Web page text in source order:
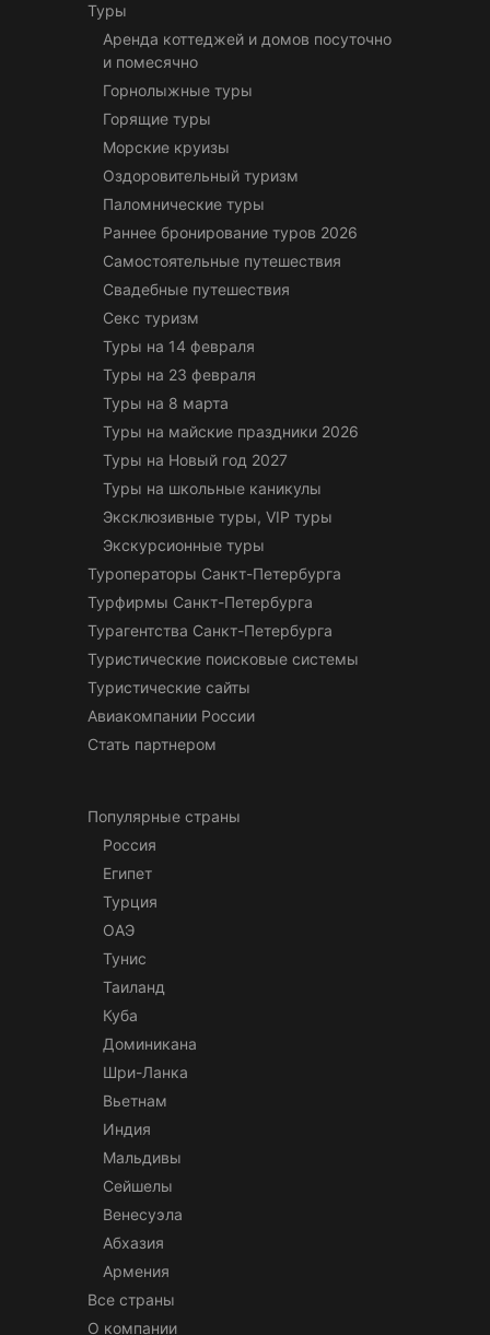
Туры
Аренда коттеджей и домов посуточно
и помесячно
Горнолыжные туры
Горящие туры
Морские круизы
Оздоровительный туризм
Паломнические туры
Раннее бронирование туров 2026
Самостоятельные путешествия
Свадебные путешествия
Секс туризм
Туры на 14 февраля
Туры на 23 февраля
Туры на 8 марта
Туры на майские праздники 2026
Туры на Новый год 2027
Туры на школьные каникулы
Эксклюзивные туры, VIP туры
Экскурсионные туры
Туроператоры Санкт-Петербурга
Турфирмы Санкт-Петербурга
Турагентства Санкт-Петербурга
Туристические поисковые системы
Туристические сайты
Авиакомпании России
Стать партнером
Популярные страны
Россия
Египет
Турция
ОАЭ
Тунис
Таиланд
Куба
Доминикана
Шри-Ланка
Вьетнам
Индия
Мальдивы
Сейшелы
Венесуэла
Абхазия
Армения
Все страны
О компании